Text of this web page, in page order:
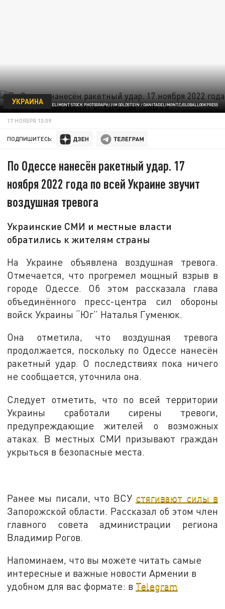
ФОТО: DANITA DELIMONT STOCK PHOTOGRAPH/JIM GOLDSTEIN / DANITADELIMONT.C/GLOBALLOOKPRESS
УКРАИНА
17 НОЯБРЯ 10:09
ПОДПИШИТЕСЬ:
По Одессе нанесён ракетный удар. 17
ноября 2022 года по всей Украине звучит
воздушная тревога
Украинские СМИ и местные власти
обратились к жителям страны
На Украине объявлена воздушная тревога.
Отмечается, что прогремел мощный взрыв в
городе Одессе. Об этом рассказала глава
объединённого пресс-центра сил обороны
войск Украины “Юг” Наталья Гуменюк.
Она отметила, что воздушная тревога
продолжается, поскольку по Одессе нанесён
ракетный удар. О последствиях пока ничего
не сообщается, уточнила она.
Следует отметить, что по всей территории
Украины сработали сирены тревоги,
предупреждающие жителей о возможных
атаках. В местных СМИ призывают граждан
укрыться в безопасные места.
Ранее мы писали, что ВСУ стягивают силы в
Запорожской области. Рассказал об этом член
главного совета администрации региона
Владимир Рогов.
Напоминаем, что вы можете читать самые
интересные и важные новости Армении в
удобном для вас формате: в Telegram